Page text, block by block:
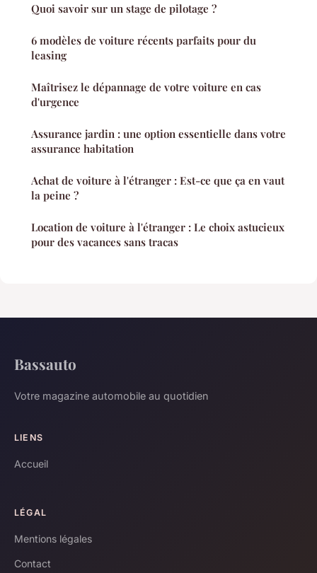
Quoi savoir sur un stage de pilotage ?
6 modèles de voiture récents parfaits pour du
leasing
Maîtrisez le dépannage de votre voiture en cas
d'urgence
Assurance jardin : une option essentielle dans votre
assurance habitation
Achat de voiture à l'étranger : Est-ce que ça en vaut
la peine ?
Location de voiture à l'étranger : Le choix astucieux
pour des vacances sans tracas
Bassauto
Votre magazine automobile au quotidien
LIENS
Accueil
LÉGAL
Mentions légales
Contact